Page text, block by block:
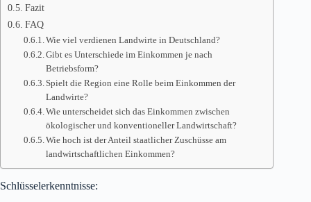
Fazit
FAQ
Wie viel verdienen Landwirte in Deutschland?
Gibt es Unterschiede im Einkommen je nach
Betriebsform?
Spielt die Region eine Rolle beim Einkommen der
Landwirte?
Wie unterscheidet sich das Einkommen zwischen
ökologischer und konventioneller Landwirtschaft?
Wie hoch ist der Anteil staatlicher Zuschüsse am
landwirtschaftlichen Einkommen?
Schlüsselerkenntnisse: